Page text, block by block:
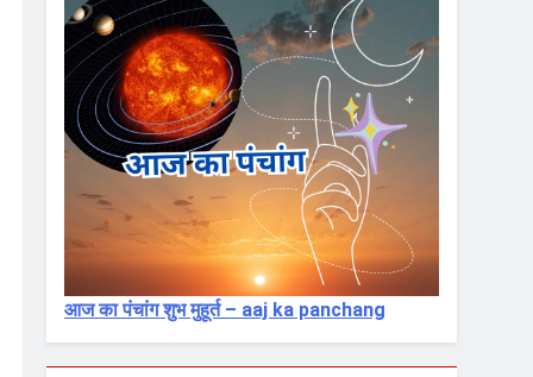
आज का पंचांग शुभ मुहूर्त – aaj ka panchang